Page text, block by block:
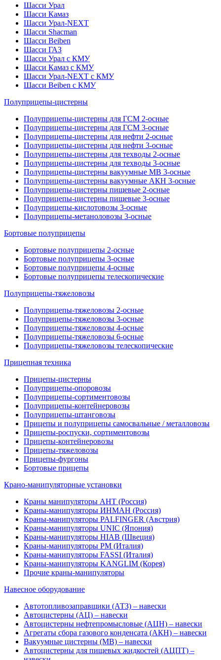
Шасси Урал
Шасси Камаз
Шасси Урал-NEXT
Шасси Shacman
Шасси Beiben
Шасси ГАЗ
Шасси Урал с КМУ
Шасси Камаз с КМУ
Шасси Урал-NEXT с КМУ
Шасси Beiben с КМУ
Полуприцепы-цистерны
Полуприцепы-цистерны для ГСМ 2-осные
Полуприцепы-цистерны для ГСМ 3-осные
Полуприцепы-цистерны для нефти 2-осные
Полуприцепы-цистерны для нефти 3-осные
Полуприцепы-цистерны для техводы 2-осные
Полуприцепы-цистерны для техводы 3-осные
Полуприцепы-цистерны вакуумные МВ 3-осные
Полуприцепы-цистерны вакуумные АКН 3-осные
Полуприцепы-цистерны пищевые 2-осные
Полуприцепы-цистерны пищевые 3-осные
Полуприцепы-кислотовозы 3-осные
Полуприцепы-метаноловозы 3-осные
Бортовые полуприцепы
Бортовые полуприцепы 2-осные
Бортовые полуприцепы 3-осные
Бортовые полуприцепы 4-осные
Бортовые полуприцепы телескопические
Полуприцепы-тяжеловозы
Полуприцепы-тяжеловозы 2-осные
Полуприцепы-тяжеловозы 3-осные
Полуприцепы-тяжеловозы 4-осные
Полуприцепы-тяжеловозы 6-осные
Полуприцепы-тяжеловозы телескопические
Прицепная техника
Прицепы-цистерны
Полуприцепы-опоровозы
Полуприцепы-сортиментовозы
Полуприцепы-контейнеровозы
Полуприцепы-штанговозы
Прицепы и полуприцепы самосвальные / металловозы
Прицепы-роспуски, сортиментовозы
Прицепы-контейнеровозы
Прицепы-тяжеловозы
Прицепы-фургоны
Бортовые прицепы
Крано-манипуляторные установки
Краны манипуляторы АНТ (Россия)
Краны-манипуляторы ИНМАН (Россия)
Краны-манипуляторы PALFINGER (Австрия)
Краны-манипуляторы UNIC (Япония)
Краны-манипуляторы HIAB (Швеция)
Краны-манипуляторы PM (Италия)
Краны-манипуляторы FASSI (Италия)
Краны-манипуляторы KANGLIM (Корея)
Прочие краны-манипуляторы
Навесное оборудование
Автотопливозаправщики (АТЗ) – навески
Автоцистерны (АЦ) – навески
Автоцистерны нефтепромысловые (АЦН) – навески
Агрегаты сбора газового конденсата (АКН) – навески
Вакуумные цистерны (МВ) – навески
Автоцистерны для пищевых жидкостей (АЦПТ) –